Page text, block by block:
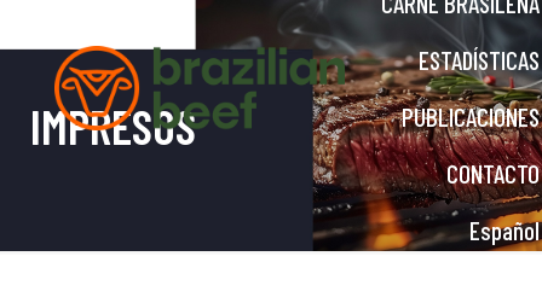
ESTADÍSTICAS
PUBLICACIONES
CONTACTO
Español
IMPRESOS